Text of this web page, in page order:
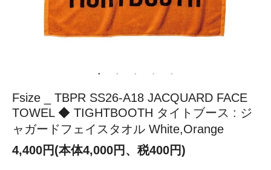
Fsize _ TBPR SS26-A18 JACQUARD FACE
TOWEL ◆ TIGHTBOOTH タイトブース : ジ
ャガードフェイスタオル White,Orange
4,400円(本体4,000円、税400円)